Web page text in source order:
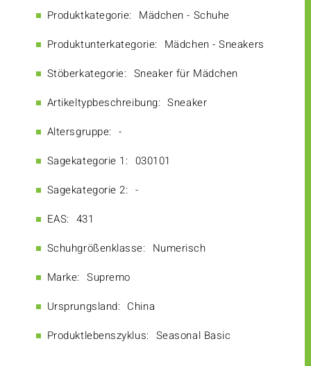
Produktkategorie: Mädchen - Schuhe
Produktunterkategorie: Mädchen - Sneakers
Stöberkategorie: Sneaker für Mädchen
Artikeltypbeschreibung: Sneaker
Altersgruppe: -
Sagekategorie 1: 030101
Sagekategorie 2: -
EAS: 431
Schuhgrößenklasse: Numerisch
Marke: Supremo
Ursprungsland: China
Produktlebenszyklus: Seasonal Basic